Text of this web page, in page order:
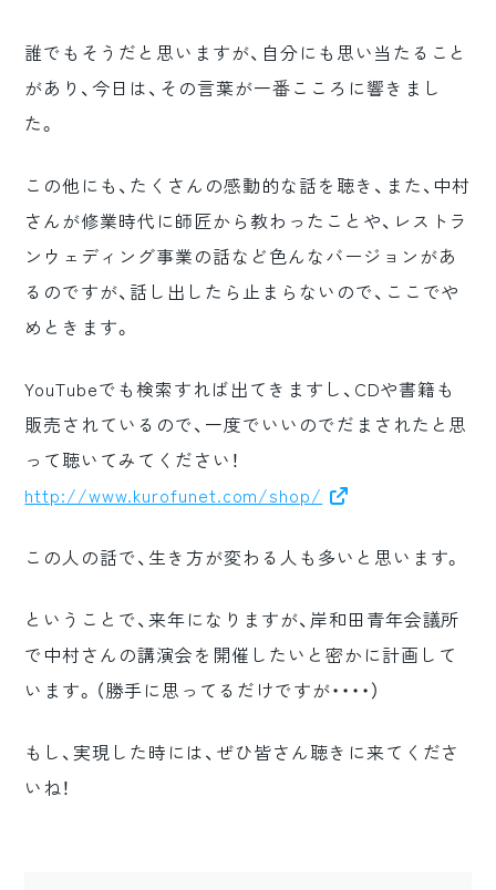
誰でもそうだと思いますが、自分にも思い当たること
があり、今日は、その言葉が一番こころに響きまし
た。
この他にも、たくさんの感動的な話を聴き、また、中村
さんが修業時代に師匠から教わったことや、レストラ
ンウェディング事業の話など色んなバージョンがあ
るのですが、話し出したら止まらないので、ここでや
めときます。
YouTubeでも検索すれば出てきますし、CDや書籍も
販売されているので、一度でいいのでだまされたと思
って聴いてみてください！
http://www.kurofunet.com/shop/
この人の話で、生き方が変わる人も多いと思います。
ということで、来年になりますが、岸和田青年会議所
で中村さんの講演会を開催したいと密かに計画して
います。（勝手に思ってるだけですが・・・・）
もし、実現した時には、ぜひ皆さん聴きに来てくださ
いね！